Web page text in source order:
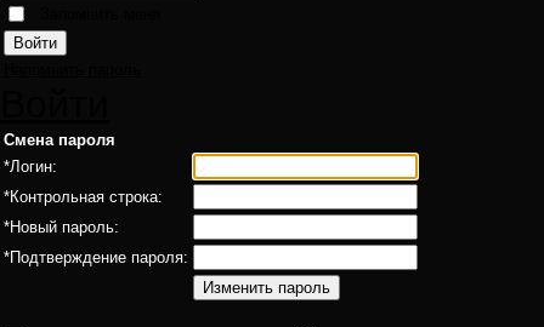
Смена пароля
*Логин:
*Контрольная строка:
*Новый пароль:
*Подтверждение пароля: